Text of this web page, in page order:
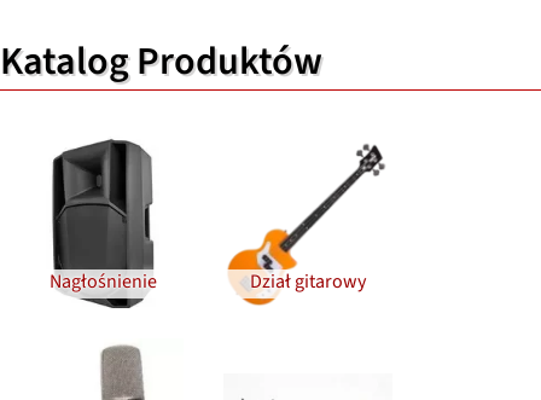
Katalog Produktów
Nagłośnienie Dział gitarowy